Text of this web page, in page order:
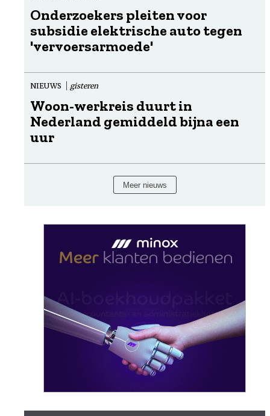
Onderzoekers pleiten voor
subsidie elektrische auto tegen
'vervoersarmoede'
NIEUWS gisteren
Woon-werkreis duurt in
Nederland gemiddeld bijna een
uur
Meer nieuws